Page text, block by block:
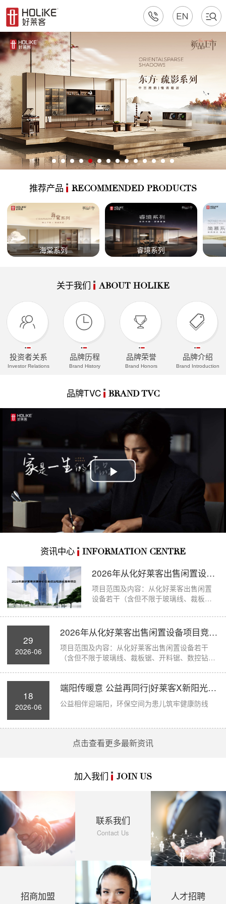
推荐产品 RECOMMENDED PRODUCTS
海棠系列 睿境系列
关于我们 ABOUT HOLIKE
投资者关系
Investor Relations
品牌历程
Brand History
品牌荣誉
Brand Honors
品牌介绍
Brand Introduction
品牌TVC BRAND TVC
Play
资讯中心 INFORMATION CENTRE
2026年从化好莱客出售闲置设备项目竞价公...
项目范围及内容：从化好莱客出售闲置
设备若干（含但不限于玻璃线、裁板
29
2026-06
2026年从化好莱客出售闲置设备项目竞价公...
项目范围及内容：从化好莱客出售闲置设备若干
（含但不限于玻璃线、裁板锯、开料锯、数控钻孔
18
2026-06
端阳传暖意 公益再同行|好莱客X新阳光病房...
公益相伴迎端阳，环保空间为患儿筑牢健康防线
点击查看更多最新资讯
加入我们 JOIN US
招商加盟
联系我们
Contact Us
人才招聘